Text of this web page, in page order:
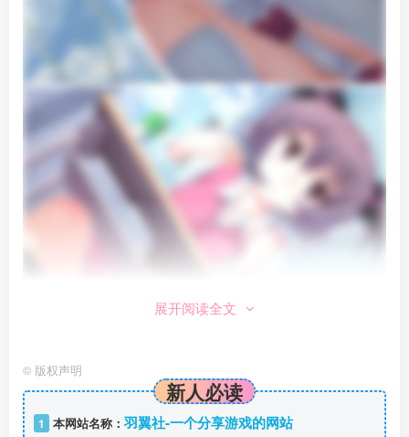
展开阅读全文
© 版权声明
新人必读
1 本网站名称： 羽翼社-一个分享游戏的网站